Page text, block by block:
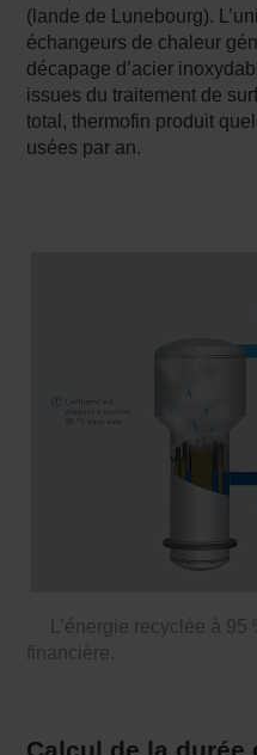
(lande de Lunebourg).
échangeurs de chaleur
décapage d’acier
issues du traitement de
total, thermofin produit
usées par an.
L’énergie recyclée à 95
financière.
Calcul de la durée